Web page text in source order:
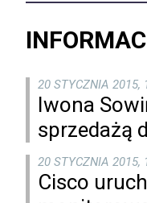
20 STYCZNIA 2015,
Iwona
sprzedażą
20 STYCZNIA 2015,
Cisco